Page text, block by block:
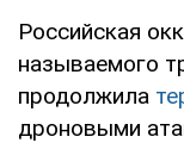
Российская
называемого
продолжила
дроновыми